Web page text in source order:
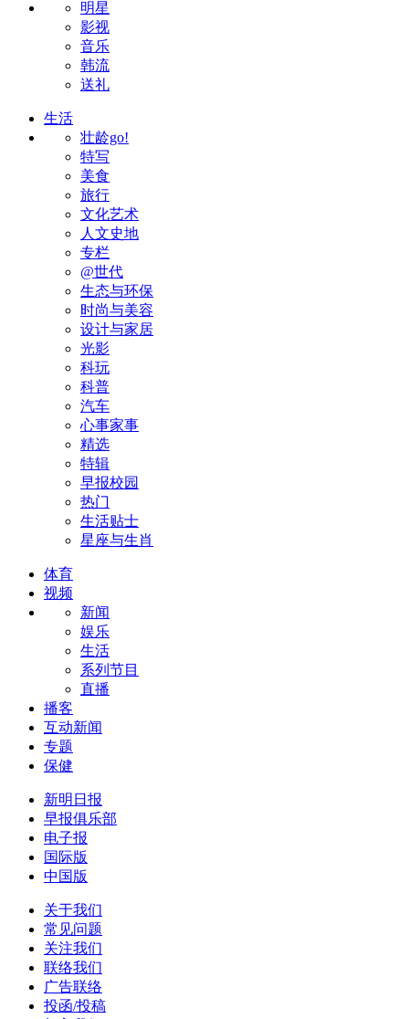
明星
影视
音乐
韩流
送礼
生活
壮龄go!
特写
美食
旅行
文化艺术
人文史地
专栏
@世代
生态与环保
时尚与美容
设计与家居
光影
科玩
科普
汽车
心事家事
精选
特辑
早报校园
热门
生活贴士
星座与生肖
体育
视频
新闻
娱乐
生活
系列节目
直播
播客
互动新闻
专题
保健
新明日报
早报俱乐部
电子报
国际版
中国版
关于我们
常见问题
关注我们
联络我们
广告联络
投函/投稿